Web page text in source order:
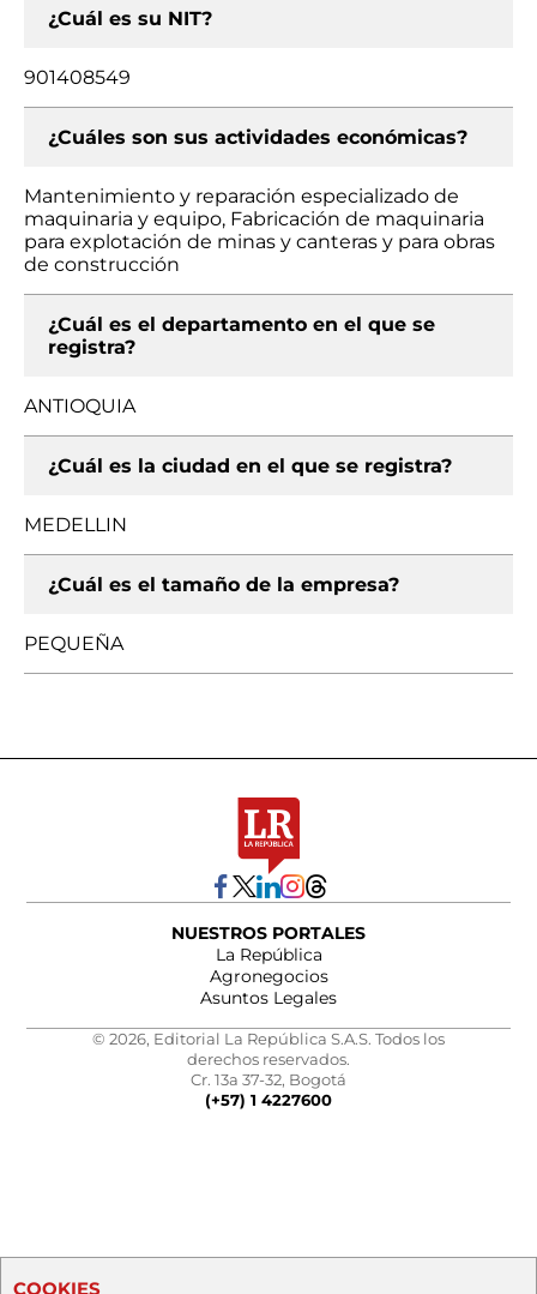
¿Cuál es su NIT?
901408549
¿Cuáles son sus actividades económicas?
Mantenimiento y reparación especializado de
maquinaria y equipo, Fabricación de maquinaria
para explotación de minas y canteras y para obras
de construcción
¿Cuál es el departamento en el que se
registra?
ANTIOQUIA
¿Cuál es la ciudad en el que se registra?
MEDELLIN
¿Cuál es el tamaño de la empresa?
PEQUEÑA
NUESTROS PORTALES
La República
Agronegocios
Asuntos Legales
© 2026, Editorial La República S.A.S. Todos los
derechos reservados.
Cr. 13a 37-32, Bogotá
(+57) 1 4227600
COOKIES